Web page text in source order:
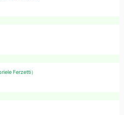
Ferzetti）